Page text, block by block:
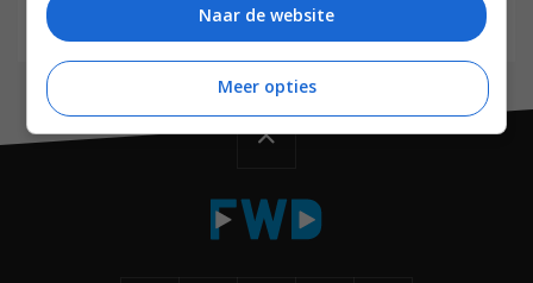
Naar de website
Meer opties